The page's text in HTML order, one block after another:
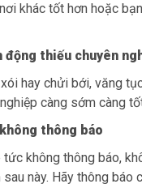
khác tốt hơn hoặc
động thiếu chuyên
hay chửi bới, văng
càng sớm càng
thông báo
không thông báo,
này. Hãy thông